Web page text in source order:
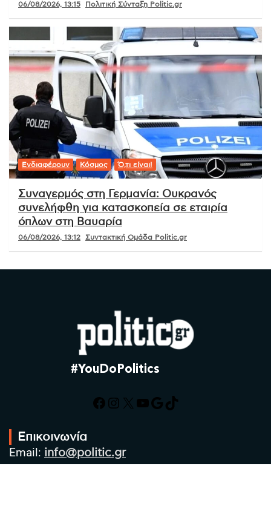
06/08/2026, 13:15 Πολιτική Σύνταξη Politic.gr
Ενδιαφέρουν Κόσμος Ό,τι είναι!
Συναγερμός στη Γερμανία: Ουκρανός
συνελήφθη για κατασκοπεία σε εταιρία
όπλων στη Βαυαρία
06/08/2026, 13:12 Συντακτική Ομάδα Politic.gr
#YouDoPolitics
Facebook
Instagram
X YouTube
Google
TikTok
Επικοινωνία
Email: info@politic.gr
Τηλ: